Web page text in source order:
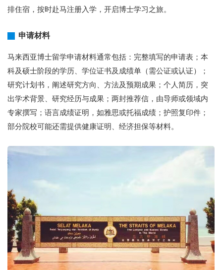
排住宿，按时赴马注册入学，开启博士学习之旅。
申请材料
马来西亚博士留学申请材料通常包括：完整填写的申请表；本
科及硕士阶段的学历、学位证书及成绩单（需公证或认证）；
研究计划书，阐述研究方向、方法及预期成果；个人简历，突
出学术背景、研究经历与成果；两封推荐信，由导师或领域内
专家撰写；语言成绩证明，如雅思或托福成绩；护照复印件；
部分院校可能还需提供健康证明、经济担保等材料。